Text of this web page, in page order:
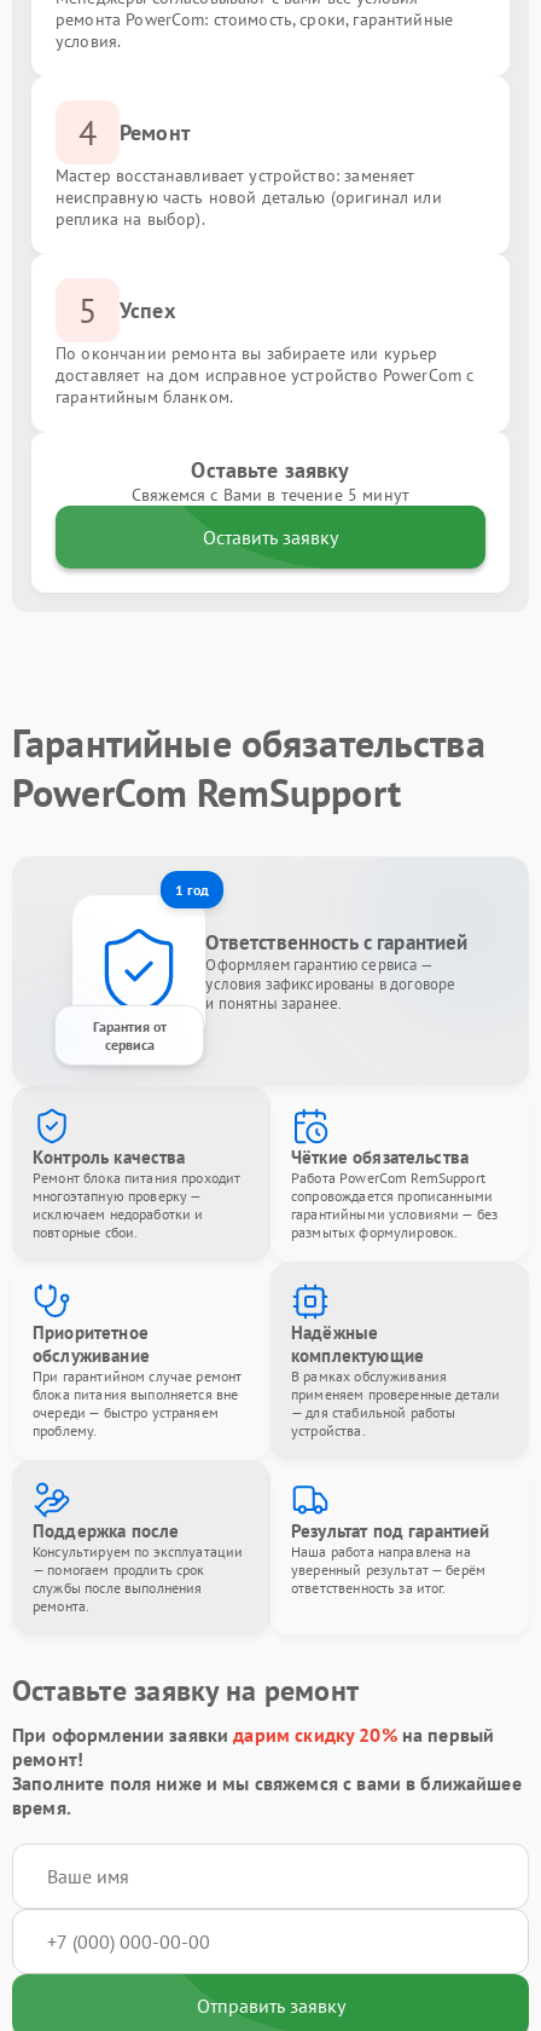
ремонта PowerCom: стоимость, сроки, гарантийные
условия.
4 Ремонт
Мастер восстанавливает устройство: заменяет
неисправную часть новой деталью (оригинал или
реплика на выбор).
5 Успех
По окончании ремонта вы забираете или курьер
доставляет на дом исправное устройство PowerCom с
гарантийным бланком.
Оставьте заявку
Свяжемся с Вами в течение 5 минут
Оставить заявку
Гарантийные обязательства
PowerCom RemSupport
1 год
Гарантия от
сервиса
Ответственность с гарантией
Оформляем гарантию сервиса —
условия зафиксированы в договоре
и понятны заранее.
Контроль качества
Ремонт блока питания проходит
многоэтапную проверку —
исключаем недоработки и
повторные сбои.
Чёткие обязательства
Работа PowerCom RemSupport
сопровождается прописанными
гарантийными условиями — без
размытых формулировок.
Приоритетное
обслуживание
При гарантийном случае ремонт
блока питания выполняется вне
очереди — быстро устраняем
проблему.
Надёжные
комплектующие
В рамках обслуживания
применяем проверенные детали
— для стабильной работы
устройства.
Поддержка после
Консультируем по эксплуатации
— помогаем продлить срок
службы после выполнения
ремонта.
Результат под гарантией
Наша работа направлена на
уверенный результат — берём
ответственность за итог.
Оставьте заявку на ремонт
При оформлении заявкидарим скидку 20%на первый
ремонт!
Заполните поля ниже и мы свяжемся с вами в ближайшее
время.
Отправить заявку